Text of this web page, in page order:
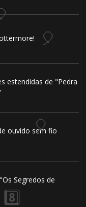
estendidas de "Pedra
ouvido sem fio
Segredos de
1️⃣ 8️⃣
⚡